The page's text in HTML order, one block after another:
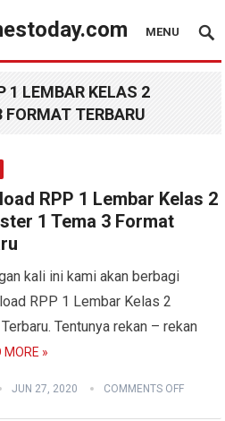
MENU
1 LEMBAR KELAS 2
TERBARU
RPP 1 Lembar Kelas 2
1 Tema 3 Format
kali ini kami akan berbagi
RPP 1 Lembar Kelas 2
Tentunya rekan – rekan
MORE »
JUN 27, 2020 COMMENTS OFF